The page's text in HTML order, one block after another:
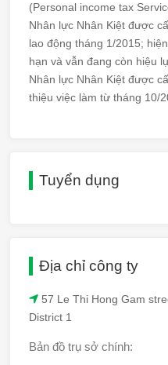
(Personal income tax
Nhân lực Nhân Kiệt được
lao động tháng 1/2015;
hạn và vẫn đang còn hiệu
Nhân lực Nhân Kiệt được
thiệu việc làm từ tháng 10/
Tuyển dụng
Địa chỉ công ty
57 Le Thi Hong Gam
District 1
Bản đồ trụ sở chính: